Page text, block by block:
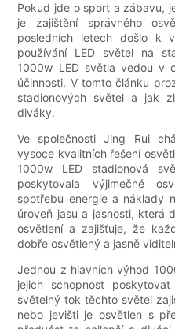
Pokud jde o sport a zábavu,
je zajištění správného
posledních letech došlo k
používání LED světel na
1000w LED světla vedou v
účinnosti. V tomto článku
stadionových světel a jak
diváky.
Ve společnosti Jing Rui
vysoce kvalitních řešení
1000w LED stadionová
poskytovala výjimečné
spotřebu energie a náklady
úroveň jasu a jasnosti, která
osvětlení a zajišťuje, že
dobře osvětlený a jasně
Jednou z hlavních výhod
jejich schopnost
světelný tok těchto světel
nebo jevišti je osvětlen s